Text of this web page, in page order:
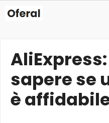
sapere se
è